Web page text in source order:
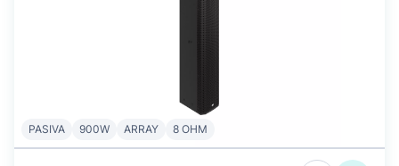
PASIVA 900W ARRAY 8 OHM